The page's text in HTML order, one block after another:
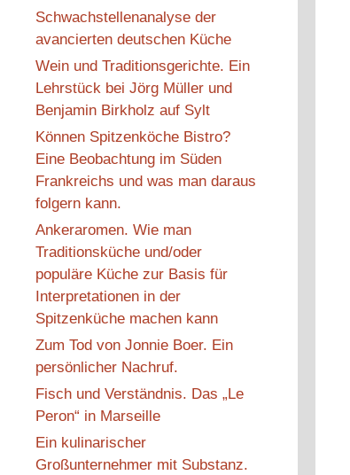
Schwachstellenanalyse der
avancierten deutschen Küche
Wein und Traditionsgerichte. Ein
Lehrstück bei Jörg Müller und
Benjamin Birkholz auf Sylt
Können Spitzenköche Bistro?
Eine Beobachtung im Süden
Frankreichs und was man daraus
folgern kann.
Ankeraromen. Wie man
Traditionsküche und/oder
populäre Küche zur Basis für
Interpretationen in der
Spitzenküche machen kann
Zum Tod von Jonnie Boer. Ein
persönlicher Nachruf.
Fisch und Verständnis. Das „Le
Peron“ in Marseille
Ein kulinarischer
Großunternehmer mit Substanz.